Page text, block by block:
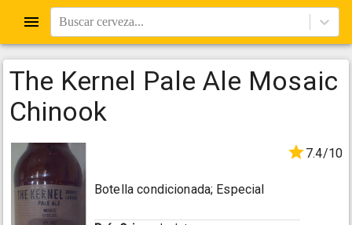
Buscar cerveza...
The Kernel Pale Ale Mosaic
Chinook
7.4/10
Botella condicionada; Especial